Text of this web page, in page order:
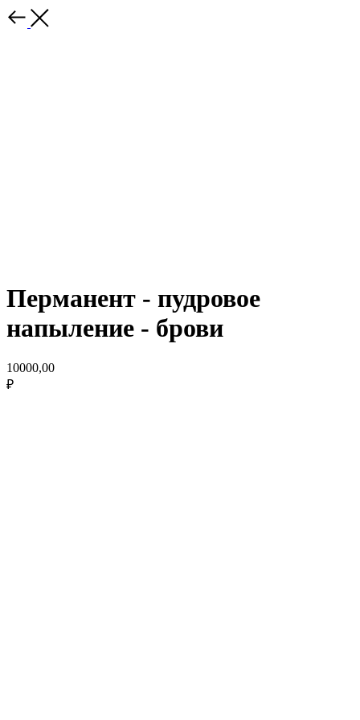
Перманент - пудровое
напыление - брови
10000,00
₽